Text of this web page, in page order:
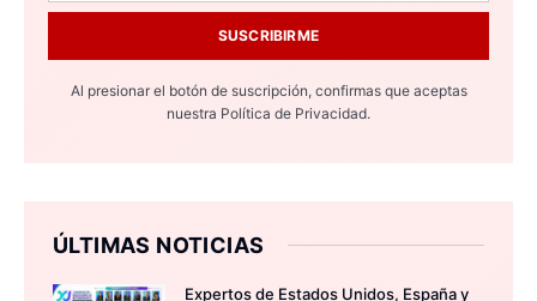
SUSCRIBIRME
Al presionar el botón de suscripción, confirmas que aceptas
nuestra Política de Privacidad.
ÚLTIMAS NOTICIAS
Expertos de Estados Unidos, España y